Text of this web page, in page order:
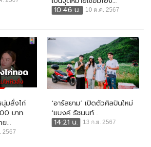
10:46 น.
10 ต.ค. 2567
นุ่มสั่งไก่
บาท
...
2567
‘อาร์สยาม’ เปิดตัวศิลปินใหม่
‘แบงค์ ธัชนนท์...
14:21 น.
13 ก.ย. 2567